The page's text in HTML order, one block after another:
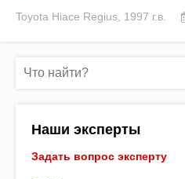
Toyota Hiace Regius 1997 г.в.
Наши эксперты
Задать вопрос эксперту